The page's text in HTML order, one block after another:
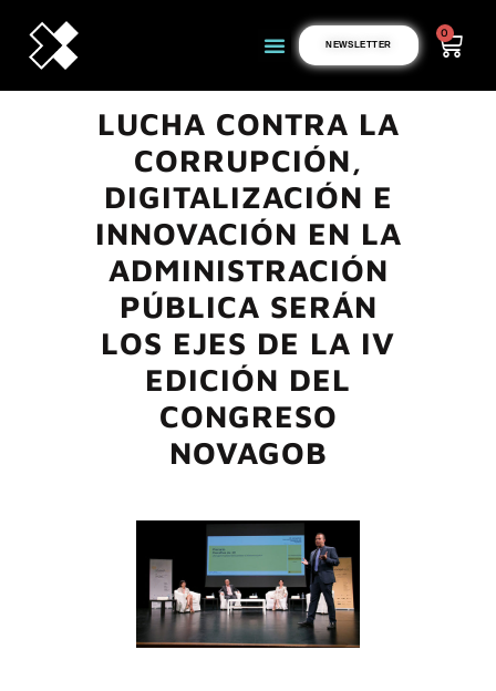
NEWSLETTER
0
LUCHA CONTRA LA
CORRUPCIÓN,
DIGITALIZACIÓN E
INNOVACIÓN EN LA
ADMINISTRACIÓN
PÚBLICA SERÁN
LOS EJES DE LA IV
EDICIÓN DEL
CONGRESO
NOVAGOB